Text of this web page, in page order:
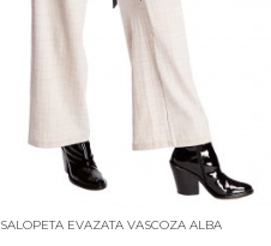
SALOPETA EVAZATA VASCOZA ALBA